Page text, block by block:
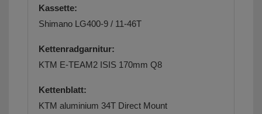
Kassette:
Shimano LG400-9 / 11-46T
Kettenradgarnitur:
KTM E-TEAM2 ISIS 170mm Q8
Kettenblatt:
KTM aluminium 34T Direct Mount